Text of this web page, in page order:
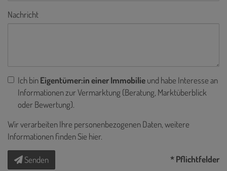
Nachricht
Ich binEigentümer:in einer Immobilieund habe Interesse an
Informationen zur Vermarktung (Beratung, Marktüberblick
oder Bewertung).
Wir verarbeiten Ihre personenbezogenen Daten, weitere
Informationen finden Sie hier.
Senden * Pflichtfelder